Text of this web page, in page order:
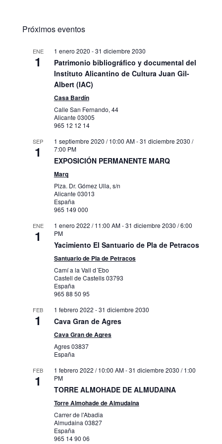
Próximos eventos
ENE
1
1 enero 2020 -31 diciembre 2030
Patrimonio bibliográfico y documental del
Instituto Alicantino de Cultura Juan Gil-
Albert (IAC)
Casa Bardín
Calle San Fernando, 44
Alicante 03005
965 12 12 14
SEP
1
1 septiembre 2020 / 10:00 AM-31 diciembre 2030 /
7:00 PM
EXPOSICIÓN PERMANENTE MARQ
Marq
Plza. Dr. Gómez Ulla, s/n
Alicante 03013
España
965 149 000
ENE
1
1 enero 2022 / 11:00 AM-31 diciembre 2030 / 6:00
PM
Yacimiento El Santuario de Pla de Petracos
Santuario de Pla de Petracos
Camí a la Vall d´Ebo
Castell de Castells03793
España
965 88 50 95
FEB
1
1 febrero 2022 -31 diciembre 2030
Cava Gran de Agres
Cava Gran de Agres
Agres03837
España
FEB
1
1 febrero 2022 / 10:00 AM-31 diciembre 2030 / 1:00
PM
TORRE ALMOHADE DE ALMUDAINA
Torre Almohade de Almudaina
Carrer de l'Abadia
Almudaina 03827
España
965 14 90 06